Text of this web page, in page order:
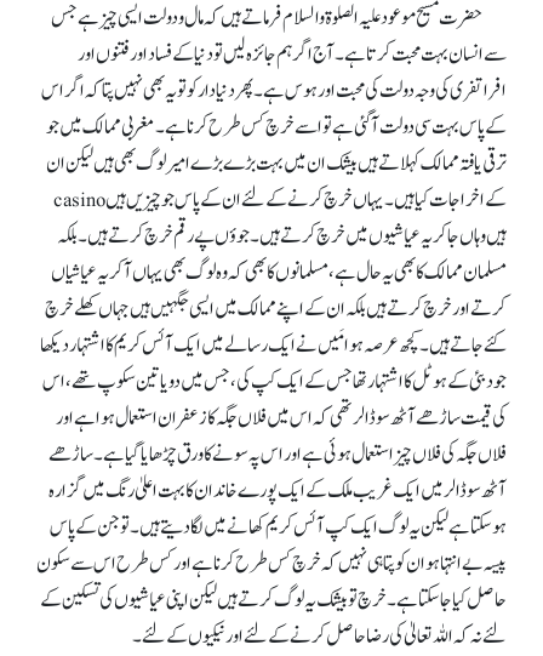
حضرت مسیح موعود علیہ الصلوۃ والسلام فرماتے ہیں کہ مال و دولت ایسی چیز ہے جس
سے انسان بہت محبت کرتا ہے۔ آج اگر ہم جائزہ لیں تو دنیا کے فساد اور فتنوں اور
افراتفری کی وجہ دولت کی محبت اور ہوس ہے۔ پھر دنیا دار کو تو یہ بھی نہیں پتا کہ اگر اس
کے پاس بہت سی دولت آ گئی ہے تو اسے خرچ کس طرح کرنا ہے۔ مغربی ممالک میں جو
ترقی یافتہ ممالک کہلاتے ہیں بیشک ان میں بہت بڑے بڑے امیر لوگ بھی ہیں لیکن ان
کے اخراجات کیا ہیں۔ یہاں خرچ کرنے کے لئے ان کے پاس جو چیزیں ہیں casino
ہیں وہاں جا کر یہ عیاشیوں میں خرچ کرتے ہیں۔ جوؤں پے رقم خرچ کرتے ہیں۔ بلکہ
مسلمان ممالک کا بھی یہ حال ہے، مسلمانوں کا بھی کہ وہ لوگ بھی یہاں آ کر یہ عیاشیاں
کرتے اور خرچ کرتے ہیں بلکہ ان کے اپنے ممالک میں ایسی جگہیں ہیں جہاں کھلے خرچ
کئے جاتے ہیں۔ کچھ عرصہ ہوا مَیں نے ایک رسالے میں ایک آئس کریم کا اشتہار دیکھا
جو دبئی کے ہوٹل کا اشتہار تھا جس کے ایک کپ کی، جس میں دو یا تین سکوپ تھے، اس
کی قیمت ساڑھے آٹھ سو ڈالر تھی کہ اس میں فلاں جگہ کا زعفران استعمال ہوا ہے اور
فلاں جگہ کی فلاں چیز استعمال ہوئی ہے اور اس پہ سونے کا ورق چڑھایا گیا ہے۔ ساڑھے
آٹھ سو ڈالر میں ایک غریب ملک کے ایک پورے خاندان کا بہت اعلیٰ رنگ میں گزارہ
ہو سکتا ہے لیکن یہ لوگ ایک کپ آئس کریم کھانے میں لگا دیتے ہیں۔ تو جن کے پاس
پیسہ بے انتہا ہو ان کو پتا ہی نہیں کہ خرچ کس طرح کرنا ہے اور کس طرح اس سے سکون
حاصل کیا جا سکتا ہے۔ خرچ تو بیشک یہ لوگ کرتے ہیں لیکن اپنی عیاشیوں کی تسکین کے
لئے نہ کہ اللہ تعالیٰ کی رضا حاصل کرنے کے لئے اور نیکیوں کے لئے۔